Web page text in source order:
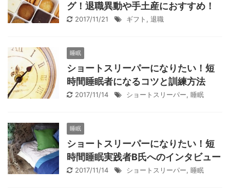
グ！退職異動や手土産におすすめ！
2017/11/21 ギフト , 退職
睡眠
ショートスリーパーになりたい！短
時間睡眠者になるコツと訓練方法
2017/11/14 ショートスリーパー, 睡眠
睡眠
ショートスリーパーになりたい！短
時間睡眠実践者B氏へのインタビュー
2017/11/14 ショートスリーパー, 睡眠